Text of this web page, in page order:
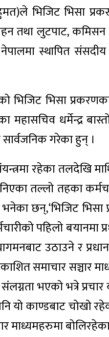
भिजिट भिसा
तथा लुटपाट, कमिसन
स्थापित संसदीय
भिजिट भिसा
महासचिव धर्मेन्द्र
सार्वजनिक गरेका हुन् ।
रहेका तलदेखि
तल्लो तहका
भनेका छन्,‘भिजिट
पहिलो बयानमा
उठाउने र
समाचार
भएको भत्रे
यो काण्डबाट चोखो
माध्यमहरुमा